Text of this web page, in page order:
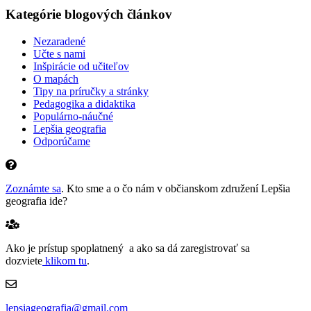
Kategórie blogových článkov
Nezaradené
Učte s nami
Inšpirácie od učiteľov
O mapách
Tipy na príručky a stránky
Pedagogika a didaktika
Populárno-náučné
Lepšia geografia
Odporúčame
Zoznámte sa. Kto sme a o čo nám v občianskom združení Lepšia
geografia ide?
Ako je prístup spoplatnený a ako sa dá zaregistrovať sa
dozviete klikom tu.
lepsiageografia@gmail.com